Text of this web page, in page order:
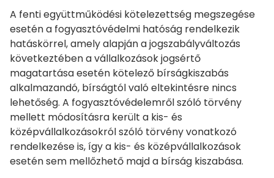
A fenti együttműködési kötelezettség megszegése
esetén a fogyasztóvédelmi hatóság rendelkezik
hatáskörrel, amely alapján a jogszabályváltozás
következtében a vállalkozások jogsértő
magatartása esetén kötelező bírságkiszabás
alkalmazandó, bírságtól való eltekintésre nincs
lehetőség. A fogyasztóvédelemről szóló törvény
mellett módosításra került a kis- és
középvállalkozásokról szóló törvény vonatkozó
rendelkezése is, így a kis- és középvállalkozások
esetén sem mellőzhető majd a bírság kiszabása.